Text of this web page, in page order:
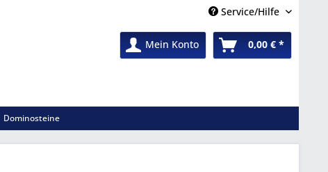
Service/Hilfe
Mein Konto 0,00 € *
Dominosteine